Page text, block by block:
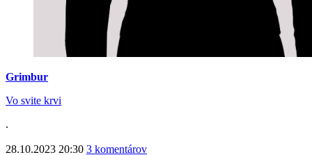
Grimbur
Vo svite krvi
.
28.10.2023 20:30 3 komentárov